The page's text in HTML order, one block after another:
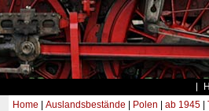
Home Auslandsbestände Polen ab 1945|